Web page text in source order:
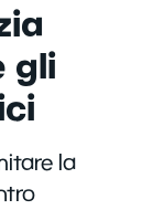
gli
la